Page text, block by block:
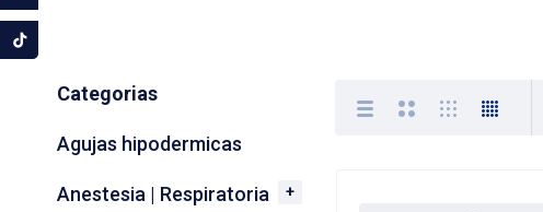
Categorias
Agujas hipodermicas
Anestesia | Respiratoria